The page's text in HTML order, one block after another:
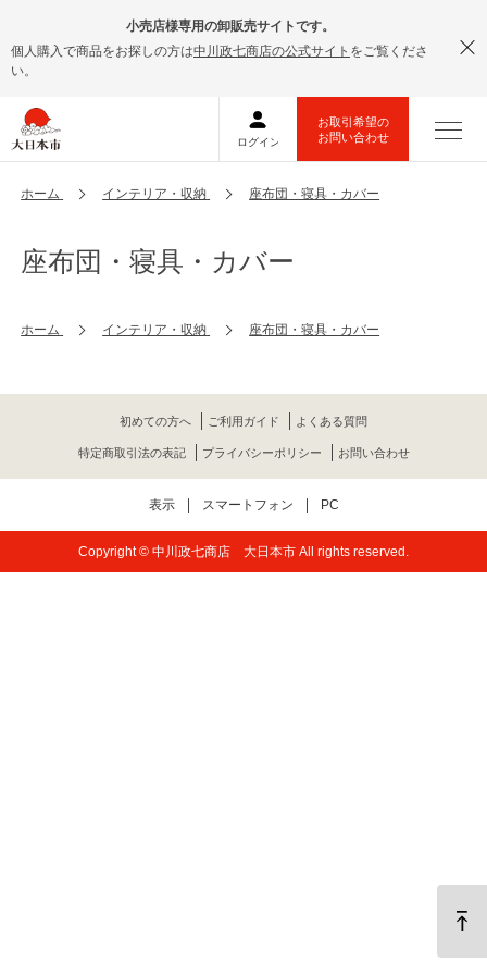
小売店様専用の卸販売サイトです。
個人購入で商品をお探しの方は中川政七商店の公式サイト をご覧くださ
い。
ホーム インテリア・収納 座布団・寝具・カバー
座布団・寝具・カバー
ホーム インテリア・収納 座布団・寝具・カバー
初めての方へ ご利用ガイド よくある質問
特定商取引法の表記 プライバシーポリシー お問い合わせ
表示 スマートフォン PC
Copyright © 中川政七商店 大日本市 All rights reserved.